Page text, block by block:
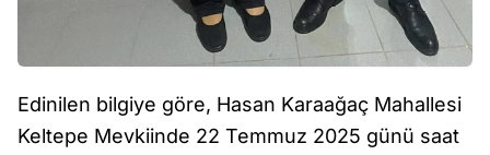
Edinilen bilgiye göre, Hasan Karaağaç Mahallesi
Keltepe Mevkiinde 22 Temmuz 2025 günü saat